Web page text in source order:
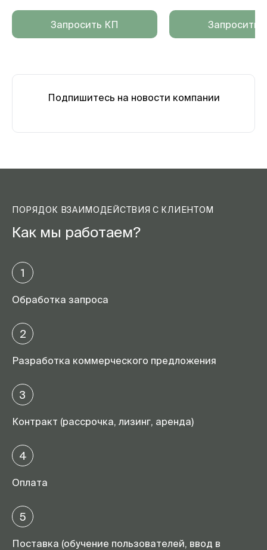
Запросить КП Запросить
Подпишитесь на новости компании
ПОРЯДОК ВЗАИМОДЕЙСТВИЯ С КЛИЕНТОМ
Как мы работаем?
1
Обработка запроса
2
Разработка коммерческого предложения
3
Контракт (рассрочка, лизинг, аренда)
4
Оплата
5
Поставка (обучение пользователей, ввод в